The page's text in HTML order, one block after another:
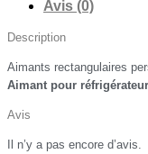
Avis (0)
Description
Aimants rectangulaires
Aimant pour
Avis
Il n’y a pas encore d’avis.